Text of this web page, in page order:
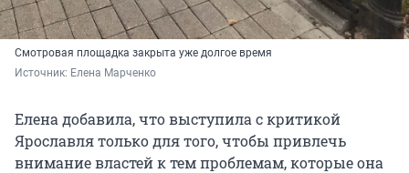
Смотровая площадка закрыта уже долгое время
Источник: Елена Марченко
Елена добавила, что выступила с критикой
Ярославля только для того, чтобы привлечь
внимание властей к тем проблемам, которые она